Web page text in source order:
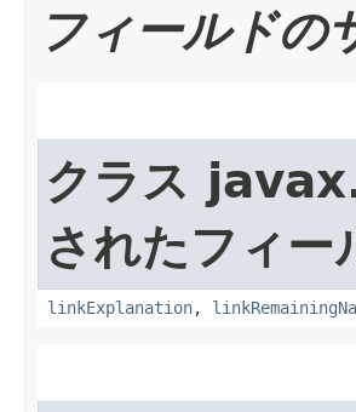
フィールドの
クラス
されたフィー
linkExplanation,